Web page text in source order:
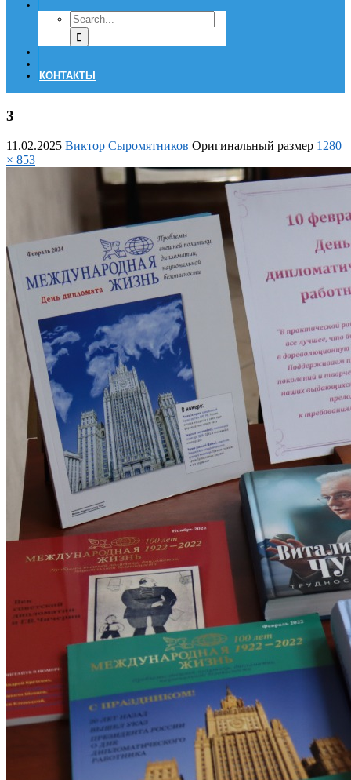
КОНТАКТЫ
3
11.02.2025 Виктор Сыромятников Оригинальный размер 1280
× 853